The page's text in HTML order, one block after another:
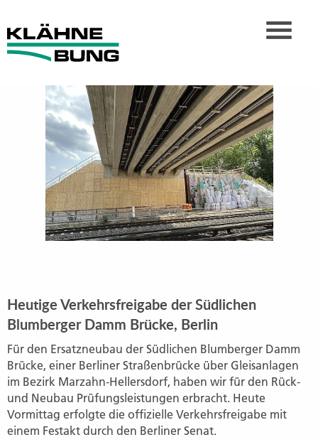
Heutige Verkehrsfreigabe der Südlichen
Blumberger Damm Brücke, Berlin
Für den Ersatzneubau der Südlichen Blumberger Damm
Brücke, einer Berliner Straßenbrücke über Gleisanlagen
im Bezirk Marzahn‐Hellersdorf, haben wir für den Rück-
und Neubau Prüfungsleistungen erbracht. Heute
Vormittag erfolgte die offizielle Verkehrsfreigabe mit
einem Festakt durch den Berliner Senat.